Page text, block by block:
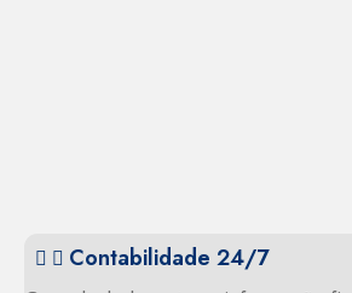
Contabilidade 24/7